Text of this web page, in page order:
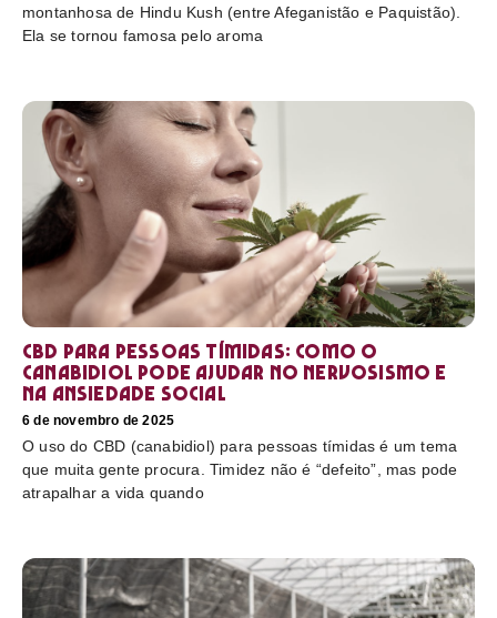
montanhosa de Hindu Kush (entre Afeganistão e Paquistão).
Ela se tornou famosa pelo aroma
CBD para pessoas tímidas: como o
canabidiol pode ajudar no nervosismo e
na ansiedade social
6 de novembro de 2025
O uso do CBD (canabidiol) para pessoas tímidas é um tema
que muita gente procura. Timidez não é “defeito”, mas pode
atrapalhar a vida quando